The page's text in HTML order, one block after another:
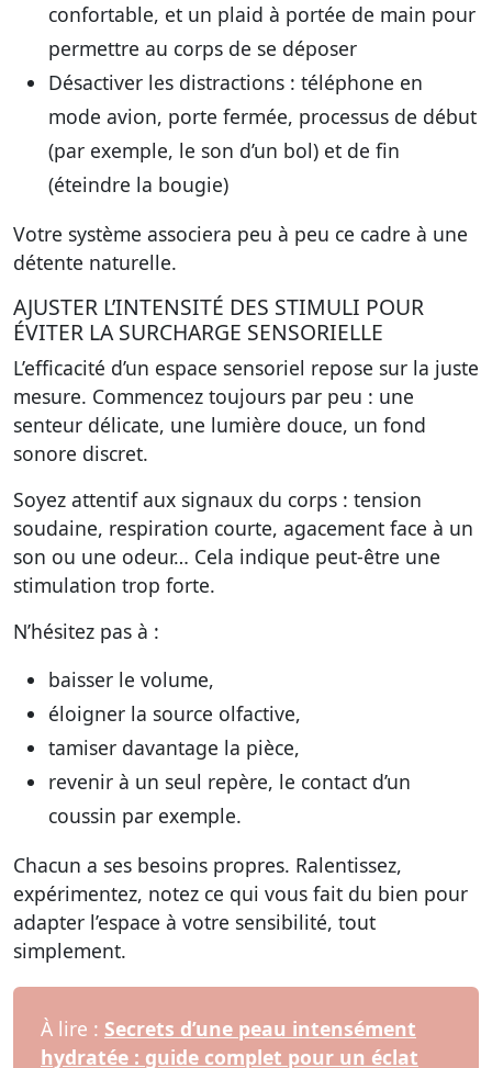
confortable, et un plaid à portée de main pour
permettre au corps de se déposer
Désactiver les distractions : téléphone en
mode avion, porte fermée, processus de début
(par exemple, le son d’un bol) et de fin
(éteindre la bougie)
Votre système associera peu à peu ce cadre à une
détente naturelle.
AJUSTER L’INTENSITÉ DES STIMULI POUR
ÉVITER LA SURCHARGE SENSORIELLE
L’efficacité d’un espace sensoriel repose sur la juste
mesure. Commencez toujours par peu : une
senteur délicate, une lumière douce, un fond
sonore discret.
Soyez attentif aux signaux du corps : tension
soudaine, respiration courte, agacement face à un
son ou une odeur… Cela indique peut-être une
stimulation trop forte.
N’hésitez pas à :
baisser le volume,
éloigner la source olfactive,
tamiser davantage la pièce,
revenir à un seul repère, le contact d’un
coussin par exemple.
Chacun a ses besoins propres. Ralentissez,
expérimentez, notez ce qui vous fait du bien pour
adapter l’espace à votre sensibilité, tout
simplement.
À lire : Secrets d’une peau intensément
hydratée : guide complet pour un éclat